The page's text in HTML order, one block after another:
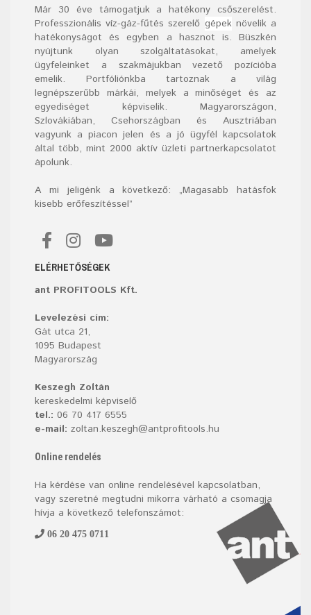
Már 30 éve támogatjuk a hatékony csőszerelést.
Professzionális víz-gáz-fűtés szerelő gépeknövelik a
hatékonyságot és egyben a hasznot is. Büszkén
nyújtunk olyan szolgáltatásokat, amelyek
ügyfeleinket a szakmájukban vezető pozícióba
emelik. Portfóliónkba tartoznak a világ
legnépszerűbb márkái, melyek a minőséget és az
egyediséget képviselik. Magyarországon,
Szlovákiában, Csehországban és Ausztriában
vagyunk a piacon jelen és a jó ügyfél kapcsolatok
által több, mint 2000 aktív üzleti partnerkapcsolatot
ápolunk.
A mi jeligénk a következő: „Magasabb hatásfok
kisebb erőfeszítéssel”
ELÉRHETŐSÉGEK
ant PROFITOOLS Kft.
Levelezési cím:
Gát utca 21,
1095 Budapest
Magyarország
Keszegh Zoltán
kereskedelmi képviselő
tel.: 06 70 417 6555
e-mail: zoltan.keszegh@antprofitools.hu
Online rendelés
Ha kérdése van online rendelésével kapcsolatban,
vagy szeretné megtudni mikorra várható a csomagja
hívja a következő telefonszámot:
06 20 475 0711